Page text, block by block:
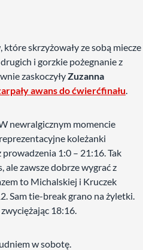
skrzyżowały ze sobą miecze
i gorzkie pożegnanie z
zaskoczyłyZuzanna
awans do ćwierćfinału.
newralgicznym momencie
koleżanki
prowadzenia 1:0 – 21:16. Tak
ale zawsze dobrze wygrać z
to Michalskiej i Kruczek
Sam tie-break grano na żyletki.
18:16.
w sobotę.